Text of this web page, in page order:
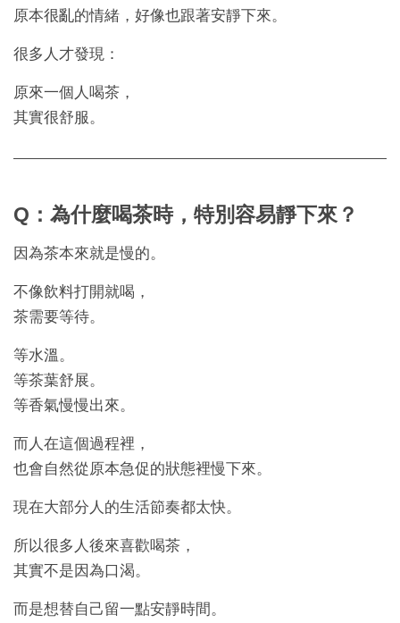
原本很亂的情緒，好像也跟著安靜下來。
很多人才發現：
原來一個人喝茶，
其實很舒服。
Q：為什麼喝茶時，特別容易靜下來？
因為茶本來就是慢的。
不像飲料打開就喝，
茶需要等待。
等水溫。
等茶葉舒展。
等香氣慢慢出來。
而人在這個過程裡，
也會自然從原本急促的狀態裡慢下來。
現在大部分人的生活節奏都太快。
所以很多人後來喜歡喝茶，
其實不是因為口渴。
而是想替自己留一點安靜時間。